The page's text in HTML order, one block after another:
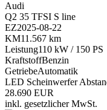
Audi
Q2 35 TFSI S line
EZ2025-08-22
KM11.567 km
Leistung110 kW / 150 PS
KraftstoffBenzin
GetriebeAutomatik
LED Scheinwerfer
28.690 EUR
inkl. gesetzlicher MwSt.